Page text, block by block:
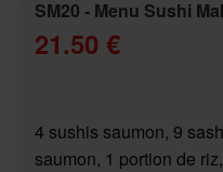
SM20 - Menu Sushi
21.50 €
4 sushis saumon, 9
saumon, 1 portion de